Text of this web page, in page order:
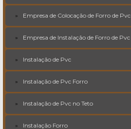
Empresa de Colocação de Forro de Pvc
Empresa de Instalação de Forro de Pvc
Instalação de Pvc
Instalação de Pvc Forro
Instalação de Pvc no Teto
Instalação Forro